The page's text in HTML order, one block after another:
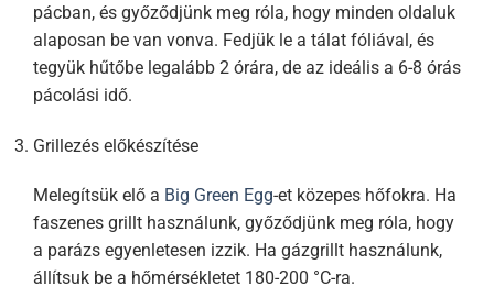
pácban, és győződjünk meg róla, hogy minden oldaluk
alaposan be van vonva. Fedjük le a tálat fóliával, és
tegyük hűtőbe legalább 2 órára, de az ideális a 6-8 órás
pácolási idő.
Grillezés előkészítése
Melegítsük elő a Big Green Egg-et közepes hőfokra. Ha
faszenes grillt használunk, győződjünk meg róla, hogy
a parázs egyenletesen izzik. Ha gázgrillt használunk,
állítsuk be a hőmérsékletet 180-200 °C-ra.